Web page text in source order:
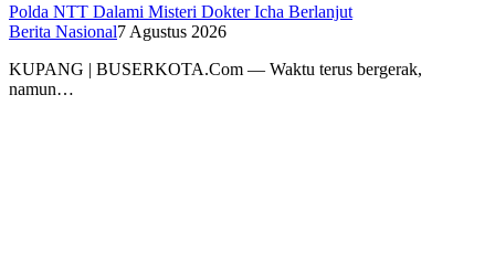
Polda NTT Dalami Misteri Dokter Icha Berlanjut
Berita Nasional7 Agustus 2026
KUPANG | BUSERKOTA.Com — Waktu terus bergerak,
namun…